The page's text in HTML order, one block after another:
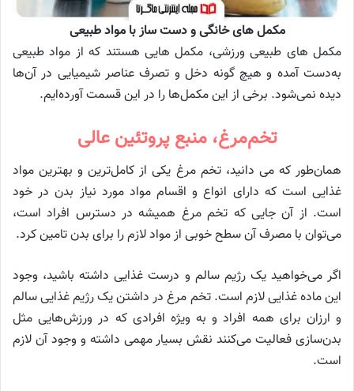
مکمل های خانگی و دست ساز با مواد طبیعی
مکمل های طبیعی ورزشی، مکمل هایی هستند که از مواد طبیعی
به‌دست آمده و هیچ گونه دخل و تصرف عناصر شیمیایی در آن‌ها
دیده نمی‌شود. برخی از این مکمل‌ها را در این قسمت آورده‌ایم.
تخم‌مرغ، منبع پروتئین عالی
همان‌طور که می دانید، تخم مرغ یکی از کامل‌ترین و بهترین مواد
غذایی است که دارای انواع و اقسام مواد مورد نیاز بدن در خود
است. از آن جایی که تخم مرغ همیشه در دسترس افراد است،
می‌توان با مصرف آن سطح خوبی از مواد لازم را برای بدن تامین کرد.
اگر می‌خواهید یک رژیم سالم و درست غذایی داشته باشید، وجود
این ماده غذایی لازم است. تخم مرغ در داشتن یک رژیم غذایی سالم
و ارزان برای همه افراد و به ویژه افرادی که در ورزش‌هایی مثل
بدن‌سازی فعالیت می‌کنند نقش بسیار مهمی داشته و وجود آن لازم
است.